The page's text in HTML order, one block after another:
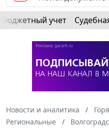
Бюджетный учет
Новости и аналитика
Региональные